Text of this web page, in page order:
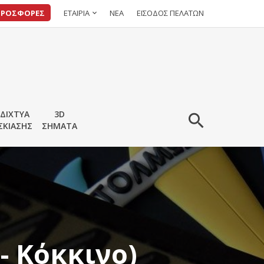
ΕΤΑΙΡΙΑ ΝΕΑ ΕΙΣΟΔΟΣ ΠΕΛΑΤΩΝ
ΔΙΧΤΥΑ
3D
ΣΗΜΑΤΑ
Κόκκινο)